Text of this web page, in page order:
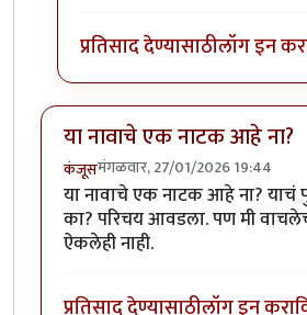
प्रतिसाद देण्यासाठीलॉग इन
या नावाचे एक नाटक आहे ना?
कंजूसमंगळवार, 27/01/2026 19:44
या नावाचे एक नाटक आहे ना?
का? परिचय आवडला. पण मी
ऐकलेही नाही.
प्रतिसाद देण्यासाठीलॉग इन करा